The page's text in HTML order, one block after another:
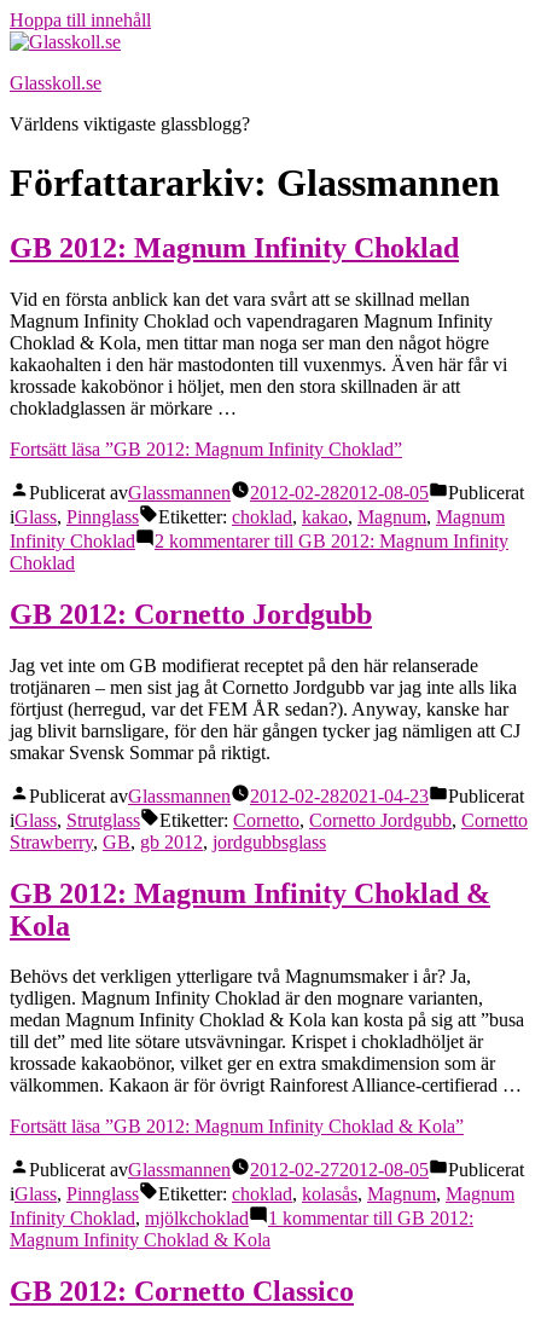
Hoppa till innehåll
Glasskoll.se
Världens viktigaste glassblogg?
Författararkiv: Glassmannen
GB 2012: Magnum Infinity Choklad
Vid en första anblick kan det vara svårt att se skillnad mellan
Magnum Infinity Choklad och vapendragaren Magnum Infinity
Choklad & Kola, men tittar man noga ser man den något högre
kakaohalten i den här mastodonten till vuxenmys. Även här får vi
krossade kakobönor i höljet, men den stora skillnaden är att
chokladglassen är mörkare …
Fortsätt läsa ”GB 2012: Magnum Infinity Choklad”
Publicerat avGlassmannen 2012-02-282012-08-05
Publicerat
iGlass, Pinnglass Etiketter: choklad, kakao, Magnum, Magnum
Infinity Choklad
2 kommentarertill GB 2012: Magnum Infinity
Choklad
GB 2012: Cornetto Jordgubb
Jag vet inte om GB modifierat receptet på den här relanserade
trotjänaren – men sist jag åt Cornetto Jordgubb var jag inte alls lika
förtjust (herregud, var det FEM ÅR sedan?). Anyway, kanske har
jag blivit barnsligare, för den här gången tycker jag nämligen att CJ
smakar Svensk Sommar på riktigt.
Publicerat avGlassmannen 2012-02-282021-04-23
Publicerat
iGlass, Strutglass Etiketter: Cornetto, Cornetto Jordgubb, Cornetto
Strawberry, GB, gb 2012, jordgubbsglass
GB 2012: Magnum Infinity Choklad &
Kola
Behövs det verkligen ytterligare två Magnumsmaker i år? Ja,
tydligen. Magnum Infinity Choklad är den mognare varianten,
medan Magnum Infinity Choklad & Kola kan kosta på sig att ”busa
till det” med lite sötare utsvävningar. Krispet i chokladhöljet är
krossade kakaobönor, vilket ger en extra smakdimension som är
välkommen. Kakaon är för övrigt Rainforest Alliance-certifierad …
Fortsätt läsa ”GB 2012: Magnum Infinity Choklad & Kola”
Publicerat avGlassmannen 2012-02-272012-08-05
Publicerat
iGlass, Pinnglass Etiketter: choklad, kolasås, Magnum, Magnum
Infinity Choklad, mjölkchoklad 1 kommentartill GB 2012:
Magnum Infinity Choklad & Kola
GB 2012: Cornetto Classico